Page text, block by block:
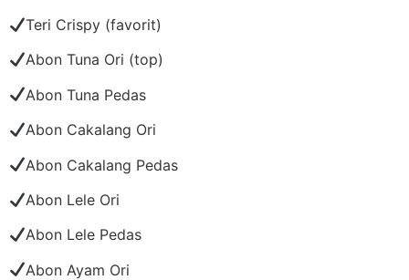
Teri Crispy (favorit)
Abon Tuna Ori (top)
Abon Tuna Pedas
Abon Cakalang Ori
Abon Cakalang Pedas
Abon Lele Ori
Abon Lele Pedas
Abon Ayam Ori